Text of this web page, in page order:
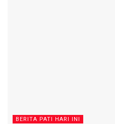
BERITA PATI HARI INI